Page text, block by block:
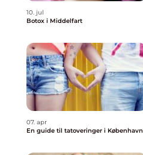
10. jul
Botox i Middelfart
07. apr
En guide til tatoveringer i København